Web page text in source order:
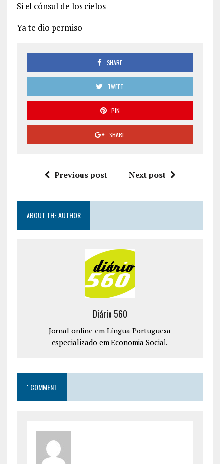
Si el cónsul de los cielos
Ya te dio permiso
SHARE
TWEET
PIN
SHARE
Previous post Next post
ABOUT THE AUTHOR
Diário 560
Jornal online em Língua Portuguesa
especializado em Economia Social.
1 COMMENT